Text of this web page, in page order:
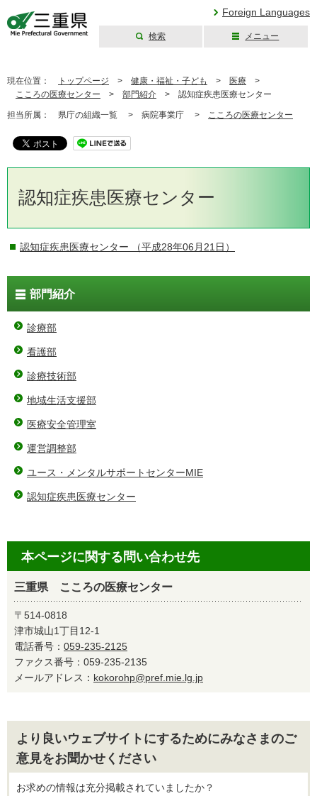
Foreign Languages
検索 メニュー
現在位置： トップページ > 健康・福祉・子ども > 医療 >
こころの医療センター > 部門紹介 > 認知症疾患医療センター
担当所属： 県庁の組織一覧 > 病院事業庁 > こころの医療センター
認知症疾患医療センター
認知症疾患医療センター （平成28年06月21日）
部門紹介
診療部
看護部
診療技術部
地域生活支援部
医療安全管理室
運営調整部
ユース・メンタルサポートセンターMIE
認知症疾患医療センター
本ページに関する問い合わせ先
三重県 こころの医療センター
〒514-0818
津市城山1丁目12-1
電話番号： 059-235-2125
ファクス番号：059-235-2135
メールアドレス： kokorohp@pref.mie.lg.jp
より良いウェブサイトにするためにみなさまのご
意見をお聞かせください
お求めの情報は充分掲載されていましたか？